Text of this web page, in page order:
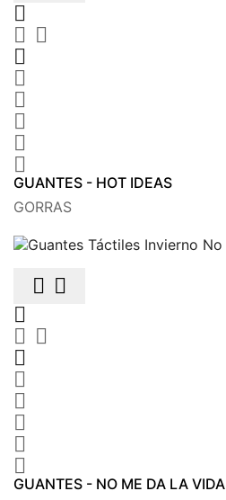

 






GUANTES - HOT IDEAS
GORRAS
 

 






GUANTES - NO ME DA LA VIDA